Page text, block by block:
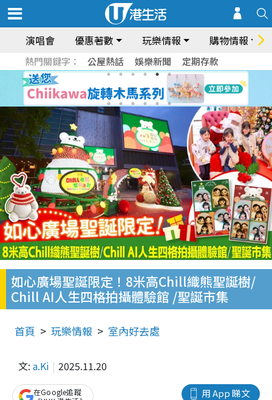
演唱會 優惠著數 玩樂情報 購物情報
熱門關鍵字： 公屋熱話 娛樂新聞 定期存款
如心廣場聖誕限定！8米高Chill織熊聖誕樹/
Chill AI人生四格拍攝體驗館 /聖誕市集
首頁 玩樂情報 室內好去處
文: a.Ki 2025.11.20
用 App 睇文
在Google追蹤